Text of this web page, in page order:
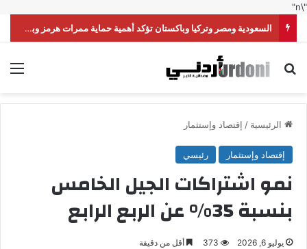
"\n"
السعودية ومصر وتركيا وباكستان تؤكد أهمية حماية ممرات هرمز وباب المندب
بحث عن
الرئيسية / إقتصاد وإستثمار
إقتصاد وإستثمار رئيسي
نمو اشتراكات الجيل الخامس
بنسبة 35% عن الربع الرابع
يوليو 6, 2026 373 أقل من دقيقة